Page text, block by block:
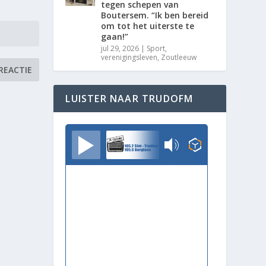
tegen schepen van
Boutersem. “Ik ben bereid
om tot het uiterste te
gaan!”
jul 29, 2026 | Sport,
verenigingsleven, Zoutleeuw
LUISTER NAAR TRUDOFM
TrudoFM